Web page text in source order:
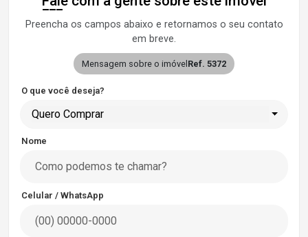
Preencha os campos abaixo e retornamos o seu contato
em breve.
Mensagem sobre o imóvel Ref. 5372
O que você deseja?
Quero Comprar
Nome
Celular / WhatsApp